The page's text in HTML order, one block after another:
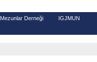
Mezunlar Derneği IGJMUN